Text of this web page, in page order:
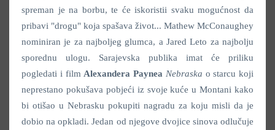
spreman je na borbu, te će iskoristii svaku mogućnost da
pribavi "drogu" koja spašava život... Mathew McConaughey
nominiran je za najboljeg glumca, a Jared Leto za najbolju
sporednu ulogu. Sarajevska publika imat će priliku
pogledati i filmAlexandera Paynea Nebraska o starcu koji
neprestano pokušava pobjeći iz svoje kuće u Montani kako
bi otišao u Nebrasku pokupiti nagradu za koju misli da je
dobio na opkladi. Jedan od njegove dvojice sinova odlučuje